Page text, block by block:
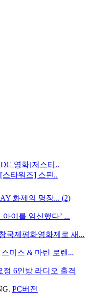
영화[저스티..
타워즈] 스핀..
화제의 명장... (2)
이를 임신했다’ ...
국제평화영화제로 새...
스미스 & 마틴 로렌...
정 6인방 라디오 출격
PC버전